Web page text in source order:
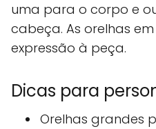
uma para o corpo e
cabeça. As orelhas
expressão à peça.
Dicas para
Orelhas grandes